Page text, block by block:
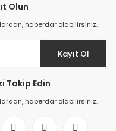
Olun
haberdar olabilirsiniz.
Kayıt Ol
Takip Edin
haberdar olabilirsiniz.